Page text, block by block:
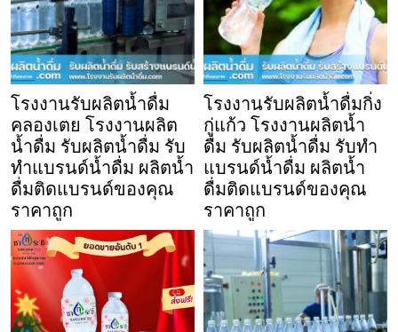
โรงงานรับผลิตน้ำดื่ม
คลองเตย โรงงานผลิต
น้ำดื่ม รับผลิตน้ำดื่ม รับ
ทำแบรนด์น้ำดื่ม ผลิตน้ำ
ดื่มติดแบรนด์ของคุณ
ราคาถูก
โรงงานรับผลิตน้ำดื่มกิ่ง
กู่แก้ว โรงงานผลิตน้ำ
ดื่ม รับผลิตน้ำดื่ม รับทำ
แบรนด์น้ำดื่ม ผลิตน้ำ
ดื่มติดแบรนด์ของคุณ
ราคาถูก